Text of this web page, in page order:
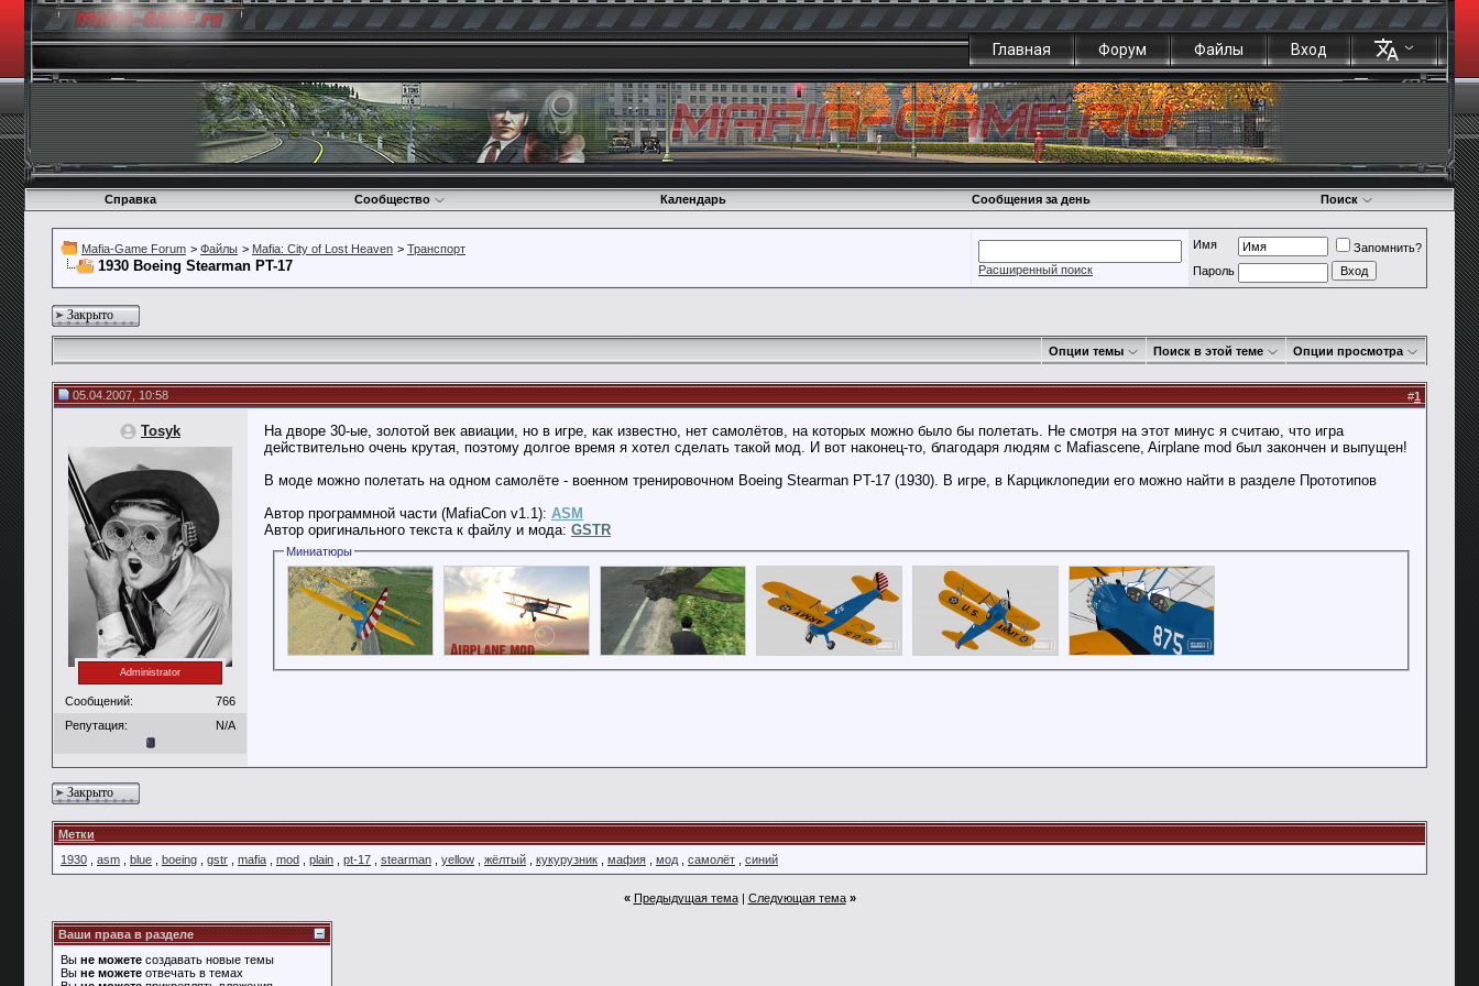
Главная Форум Файлы Вход
Справка Сообщество Календарь Сообщения за день Поиск
Mafia-Game Forum > Файлы > Mafia: City of Lost Heaven > Транспорт
1930 Boeing Stearman PT-17 Расширенный поиск
Имя
Запомнить?
Пароль
Закрыто
Опции темы Поиск в этой теме Опции просмотра
05.04.2007, 10:58 #1
Tosyk
Administrator
Сообщений:
766
Репутация:
N/A
На дворе 30-ые, золотой век авиации, но в игре, как известно, нет самолётов, на которых можно было бы полетать. Не смотря на этот минус я считаю, что игра
действительно очень крутая, поэтому долгое время я хотел сделать такой мод. И вот наконец-то, благодаря людям с Mafiascene, Airplane mod был закончен и выпущен!
В моде можно полетать на одном самолёте - военном тренировочном Boeing Stearman PT-17 (1930). В игре, в Карциклопедии его можно найти в разделе Прототипов
Автор программной части (MafiaCon v1.1): ASM
Автор оригинального текста к файлу и мода: GSTR
Миниатюры
Закрыто
Метки
1930
asm blue boeing gstr mafia mod plain pt-17 stearman yellow жёлтый кукурузник мафия мод самолёт синий
« Предыдущая тема| Следующая тема »
Ваши права в разделе
Вы не можете создавать новые темы
Вы не можете отвечать в темах